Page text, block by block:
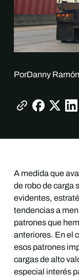
PorDanny Ramón
A medida que
de robo de carga
evidentes,
tendencias a
patrones que
anteriores. En el
esos patrones
cargas de alto
especial interés